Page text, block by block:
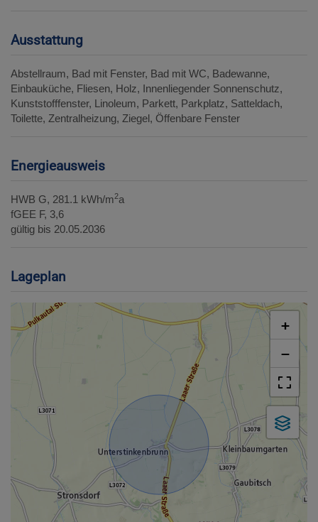
Ausstattung
Abstellraum Bad mit Fenster Bad mit WC Badewanne
Einbauküche Fliesen Holz Innenliegender Sonnenschutz
Kunststofffenster Linoleum Parkett Parkplatz Satteldach
Toilette Zentralheizung Ziegel Öffenbare Fenster
Energieausweis
HWB G, 281.1 kWh/m2a
fGEE F, 3,6
gültig bis 20.05.2036
Lageplan
+
−